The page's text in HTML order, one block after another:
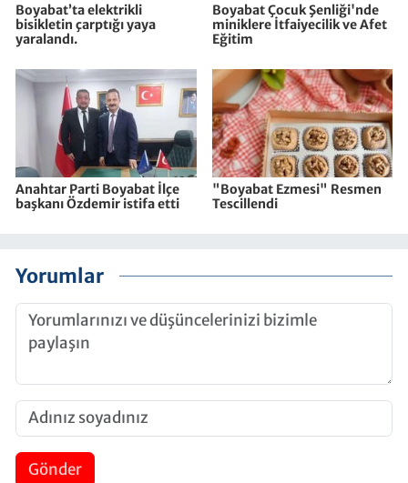
Boyabat’ta elektrikli
bisikletin çarptığı yaya
yaralandı.
Boyabat Çocuk Şenliği'nde
miniklere İtfaiyecilik ve Afet
Eğitim
Anahtar Parti Boyabat İlçe
başkanı Özdemir istifa etti
"Boyabat Ezmesi" Resmen
Tescillendi
Yorumlar
Gönder